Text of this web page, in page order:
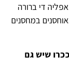
די ברורה
במחסנים
שיש גם